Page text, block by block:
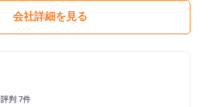
会社詳細を見る
評判 7件